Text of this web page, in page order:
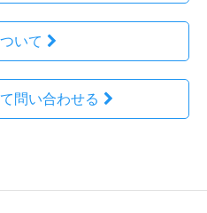
いて
問い合わせる